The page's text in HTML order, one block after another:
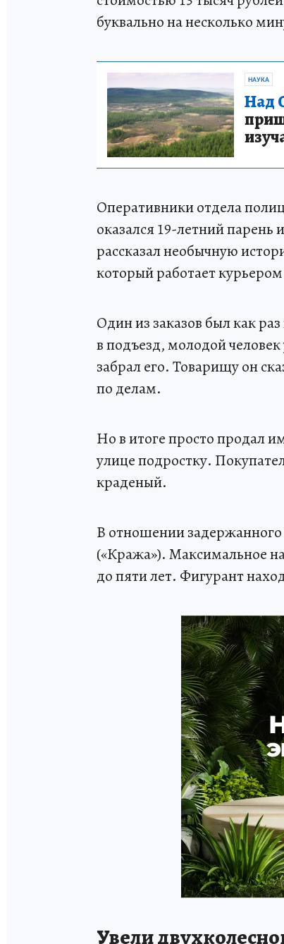
буквально на несколько
НАУКА
Над
Оперативники отдела
оказался 19-летний
рассказал необычную
который работает
Один из заказов был как
в подъезд, молодой
забрал его. Товарищу он
по делам.
Но в итоге просто продал
улице подростку.
краденый.
В отношении
(«Кража»). Максимальное
до пяти лет. Фигурант
Увели